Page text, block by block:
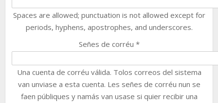
Spaces are allowed; punctuation is not allowed except for
periods, hyphens, apostrophes, and underscores.
Señes de corréu *
Una cuenta de corréu válida. Tolos correos del sistema
van unviase a esta cuenta. Les señes de corréu nun se
faen públiques y namás van usase si quier recibir una